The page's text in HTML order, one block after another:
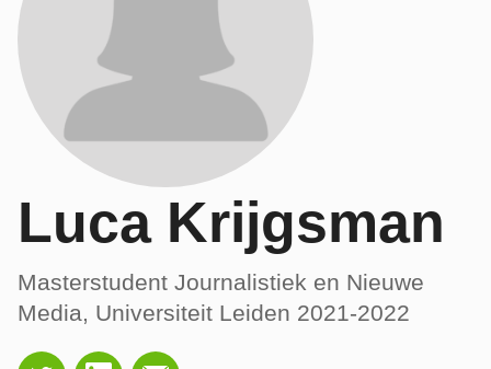
Luca Krijgsman
Masterstudent Journalistiek en Nieuwe
Media, Universiteit Leiden 2021-2022